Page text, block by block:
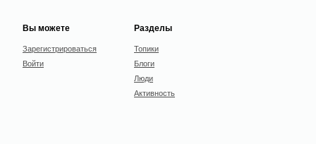
Вы можете
Зарегистрироваться
Войти
Разделы
Топики
Блоги
Люди
Активность